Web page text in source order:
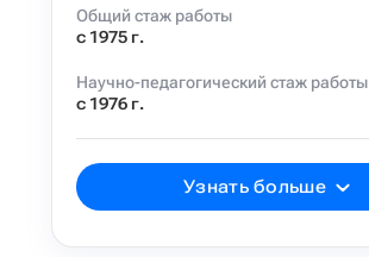
Узнать больше
Общий стаж работы
с 1975 г.
Научно-педагогический стаж работы
с 1976 г.